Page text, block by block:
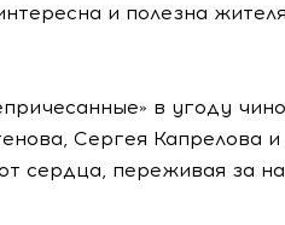
и полезна
в угоду
Сергея Капрелова
сердца, переживая за